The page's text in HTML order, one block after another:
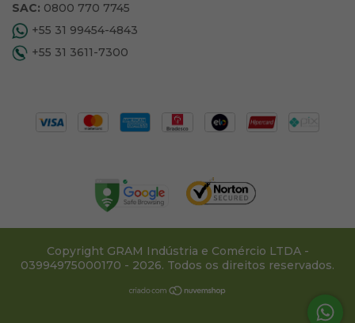
SAC: 0800 770 7745
+55 31 99454-4843
+55 31 3611-7300
Copyright GRAM Indústria e Comércio LTDA -
03994975000170 - 2026. Todos os direitos reservados.